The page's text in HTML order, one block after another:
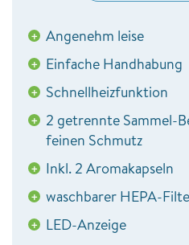
+ Angenehm leise
+ Einfache Handhabung
+ Schnellheizfunktion
+ 2 getrennte Sammel-
feinen Schmutz
+ Inkl. 2 Aromakapseln
+ waschbarer HEPA-
+ LED-Anzeige